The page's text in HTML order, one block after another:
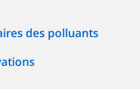
des polluants